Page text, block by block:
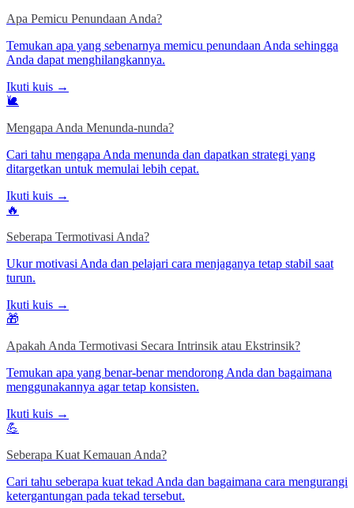
Apa Pemicu Penundaan Anda?
Temukan apa yang sebenarnya memicu penundaan Anda sehingga
Anda dapat menghilangkannya.
Ikuti kuis →
🐌
Mengapa Anda Menunda-nunda?
Cari tahu mengapa Anda menunda dan dapatkan strategi yang
ditargetkan untuk memulai lebih cepat.
Ikuti kuis →
🔥
Seberapa Termotivasi Anda?
Ukur motivasi Anda dan pelajari cara menjaganya tetap stabil saat
turun.
Ikuti kuis →
🎁
Apakah Anda Termotivasi Secara Intrinsik atau Ekstrinsik?
Temukan apa yang benar-benar mendorong Anda dan bagaimana
menggunakannya agar tetap konsisten.
Ikuti kuis →
💪
Seberapa Kuat Kemauan Anda?
Cari tahu seberapa kuat tekad Anda dan bagaimana cara mengurangi
ketergantungan pada tekad tersebut.